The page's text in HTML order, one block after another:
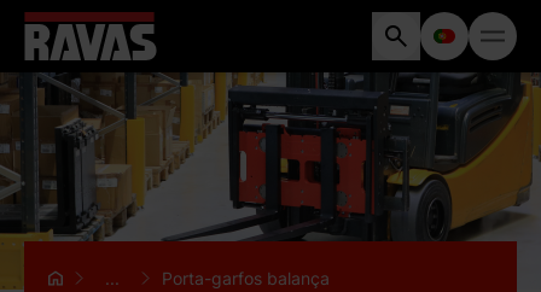
...
Porta-garfos balança